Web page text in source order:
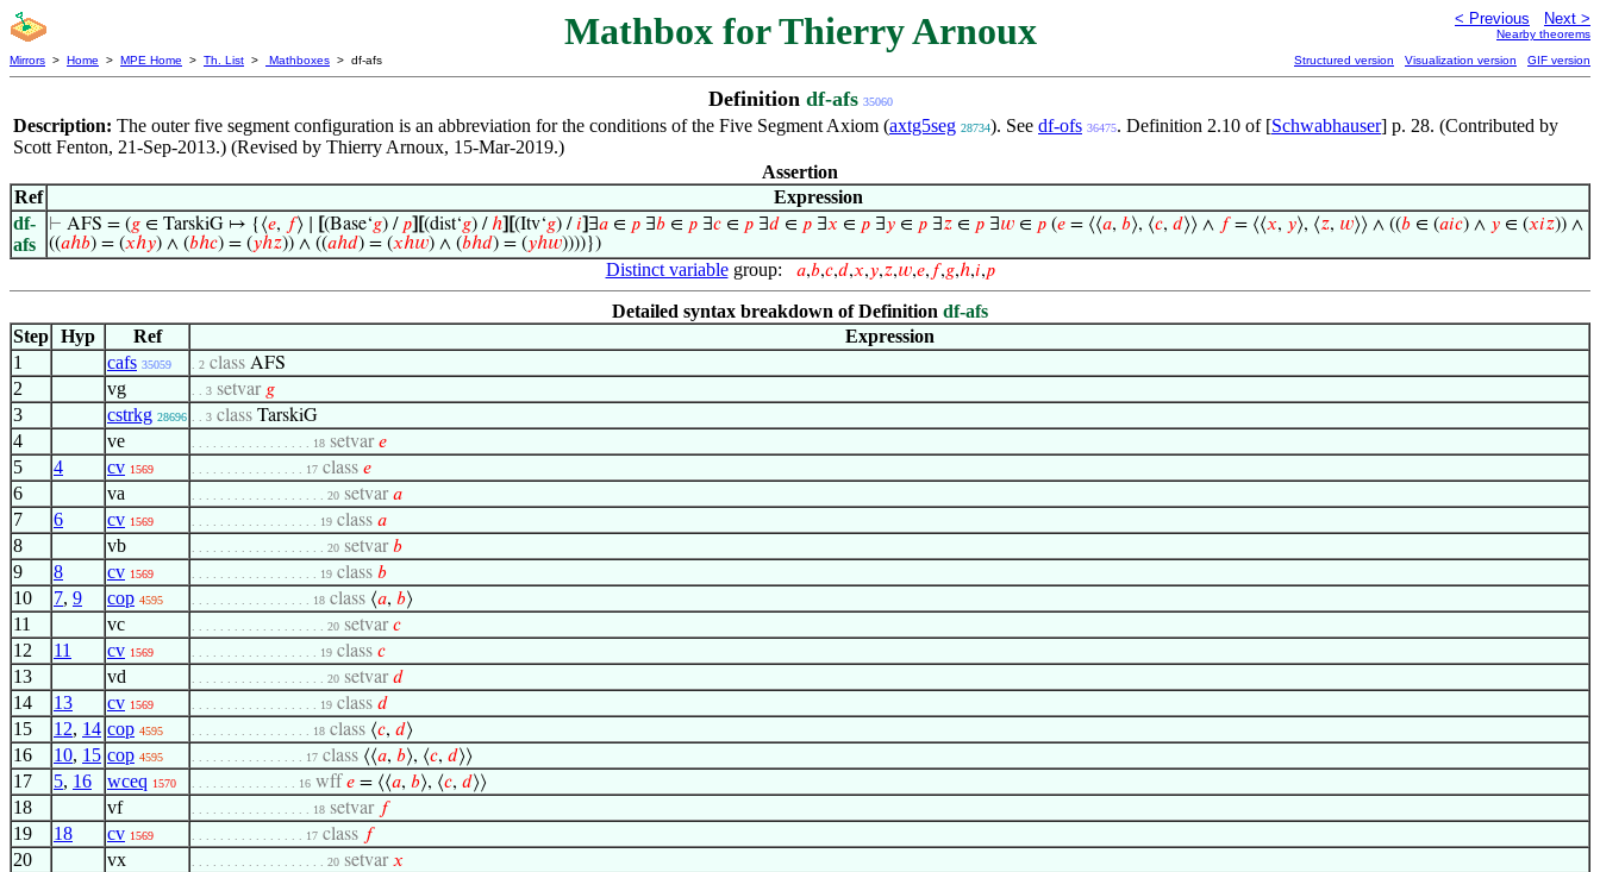
Mathbox for Thierry Arnoux < Previous Next >
Nearby theorems
Mirrors > Home > MPE Home > Th. List > Mathboxes > df-afs Structured version Visualization version GIF version
Definition df-afs 35060
Description: The outer five segment configuration is an abbreviation for the conditions of the Five Segment Axiom (axtg5seg 28734). See df-ofs 36475. Definition 2.10 of [Schwabhauser] p. 28. (Contributed by
Scott Fenton, 21-Sep-2013.) (Revised by Thierry Arnoux, 15-Mar-2019.)
Assertion
Ref
Expression
df-
afs
⊢ AFS = (𝑔 ∈ TarskiG ↦ {⟨𝑒, 𝑓⟩ ∣ (Base‘𝑔) / 𝑝 (dist‘𝑔) /ℎ (Itv‘𝑔) /𝑖 ∃𝑎 ∈ 𝑝 ∃𝑏 ∈ 𝑝 ∃𝑐 ∈ 𝑝 ∃𝑑 ∈ 𝑝 ∃𝑥 ∈ 𝑝 ∃𝑦 ∈ 𝑝 ∃𝑧 ∈ 𝑝 ∃𝑤 ∈ 𝑝 (𝑒 = ⟨⟨𝑎, 𝑏⟩, ⟨𝑐, 𝑑⟩⟩ ∧ 𝑓= ⟨⟨𝑥, 𝑦⟩, ⟨𝑧, 𝑤⟩⟩ ∧ ((𝑏 ∈ (𝑎𝑖𝑐) ∧ 𝑦 ∈ (𝑥𝑖𝑧)) ∧
((𝑎ℎ𝑏) = (𝑥ℎ𝑦) ∧ (𝑏ℎ𝑐) = (𝑦ℎ𝑧)) ∧ ((𝑎ℎ𝑑) = (𝑥ℎ𝑤) ∧ (𝑏ℎ𝑑) = (𝑦ℎ𝑤))))})
Distinct variablegroup: 𝑎,𝑏,𝑐,𝑑,𝑥,𝑦,𝑧,𝑤,𝑒, 𝑓,𝑔,ℎ,𝑖,𝑝
Detailed syntax breakdown of Definition df-afs
Step Hyp Ref
Expression
1
cafs 35059 . 2 class AFS
2 vg . . 3 setvar 𝑔
3 cstrkg 28696 . . 3 class TarskiG
4 ve . . . . . . . . . . . . . . . . . 18 setvar𝑒
5 4 cv 1569 . . . . . . . . . . . . . . . . 17 class 𝑒
6 va . . . . . . . . . . . . . . . . . . . 20 setvar𝑎
7 6 cv 1569 . . . . . . . . . . . . . . . . . . 19 class 𝑎
8 vb . . . . . . . . . . . . . . . . . . . 20 setvar𝑏
9 8 cv 1569 . . . . . . . . . . . . . . . . . . 19 class 𝑏
10 7, 9 cop 4595 . . . . . . . . . . . . . . . . . 18 class ⟨𝑎, 𝑏⟩
11 vc . . . . . . . . . . . . . . . . . . . 20 setvar𝑐
12 11 cv 1569 . . . . . . . . . . . . . . . . . . 19 class 𝑐
13 vd . . . . . . . . . . . . . . . . . . . 20 setvar𝑑
14 13 cv 1569 . . . . . . . . . . . . . . . . . . 19 class 𝑑
15 12, 14 cop 4595 . . . . . . . . . . . . . . . . . 18 class ⟨𝑐, 𝑑⟩
16 10, 15 cop 4595 . . . . . . . . . . . . . . . . 17 class ⟨⟨𝑎, 𝑏⟩, ⟨𝑐, 𝑑⟩⟩
17 5, 16 wceq 1570 . . . . . . . . . . . . . . . 16 wff 𝑒 = ⟨⟨𝑎, 𝑏⟩, ⟨𝑐, 𝑑⟩⟩
18 vf . . . . . . . . . . . . . . . . . 18 setvar 𝑓
19 18 cv 1569 . . . . . . . . . . . . . . . . 17 class 𝑓
20 vx . . . . . . . . . . . . . . . . . . . 20 setvar𝑥